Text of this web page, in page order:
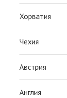
Хорватия
Чехия
Австрия
Англия